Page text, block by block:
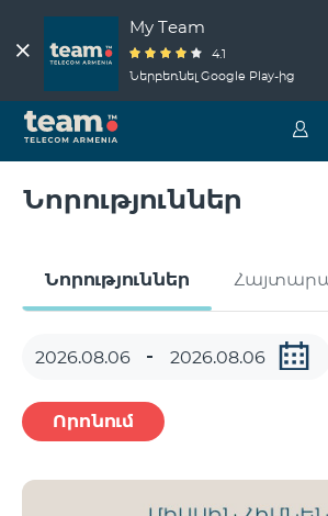
My Team
4.1
Ներբեռնել Google Play-ից
Նորություններ
Նորություններ
Որոնում